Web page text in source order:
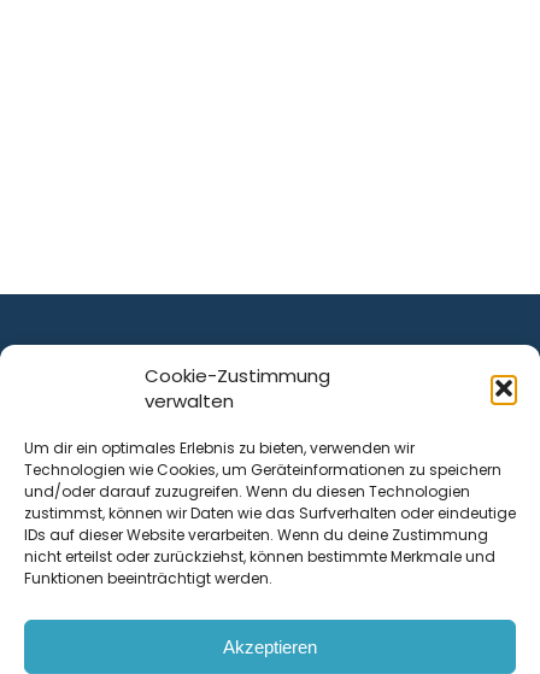
Cookie-Zustimmung
verwalten
Um dir ein optimales Erlebnis zu bieten, verwenden wir
Technologien wie Cookies, um Geräteinformationen zu speichern
und/oder darauf zuzugreifen. Wenn du diesen Technologien
zustimmst, können wir Daten wie das Surfverhalten oder eindeutige
IDs auf dieser Website verarbeiten. Wenn du deine Zustimmung
nicht erteilst oder zurückziehst, können bestimmte Merkmale und
Funktionen beeinträchtigt werden.
Akzeptieren
ist ein Service von
Krenn Real GmbH
Tischlerstraße 12
4050Traun| Österreich
Kontakt